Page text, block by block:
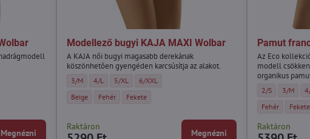
- Méret:
Wolbar - Méret:
MAXI Wolbar - Méret:
- Szín:
Megnézni
Modellező bugyi KAJA MAXI Wolbar
A KAJA női bugyi magasabb derekának
köszönhetően gyengéden karcsúsítja az alakot.
Modellező bugyi KAJA MAXI Wolbar - Méret:
3/M Modellező bugyi KAJA MAXI Wolbar - Méret:
4/L Modellező bugyi KAJA MAXI Wolbar - Méret:
5/XL Modellező bugyi KAJA MAXI Wolbar - Méret:
6/XXL
Modellező bugyi KAJA MAXI Wolbar - Szín:
Beige Modellező bugyi KAJA MAXI Wolbar - Szín:
Fehér Modellező bugyi KAJA MAXI Wolbar - Szín:
Fekete
Raktáron
Megnézni
Pamut
Az Eco
modell
organikus
Pamut francia
2/S Pamut
3/M
Pamut francia
Fehér Fekete
Raktáron